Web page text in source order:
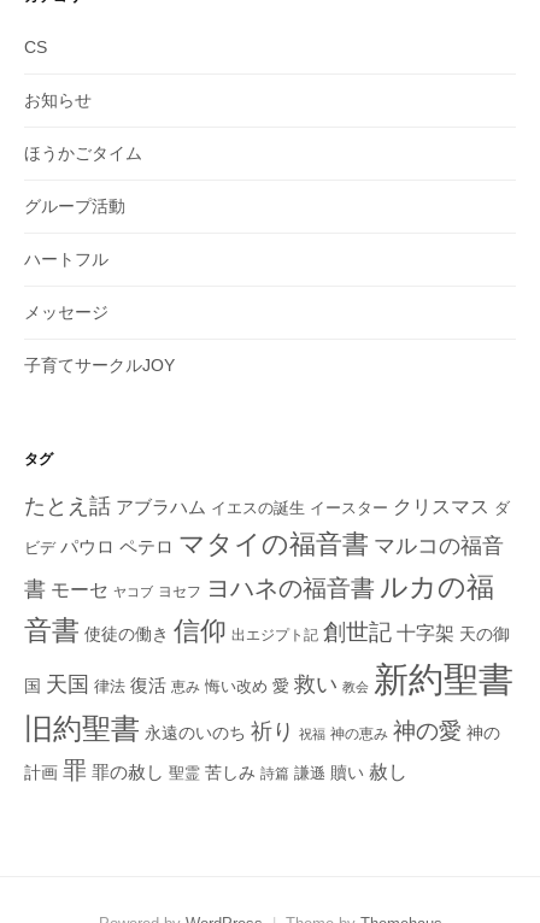
CS
お知らせ
ほうかごタイム
グループ活動
ハートフル
メッセージ
子育てサークルJOY
タグ
たとえ話 アブラハム イエスの誕生 イースター クリスマス ダ
ビデ パウロ ペテロ マタイの福音書 マルコの福音
書 モーセ ヤコブ ヨセフ ヨハネの福音書 ルカの福
音書 使徒の働き 信仰 出エジプト記 創世記 十字架 天の御
国 天国 律法 復活 恵み 悔い改め 愛 救い 教会 新約聖書
旧約聖書 永遠のいのち 祈り 祝福 神の恵み 神の愛 神の
計画 罪 罪の赦し 聖霊 苦しみ 詩篇 謙遜 贖い 赦し